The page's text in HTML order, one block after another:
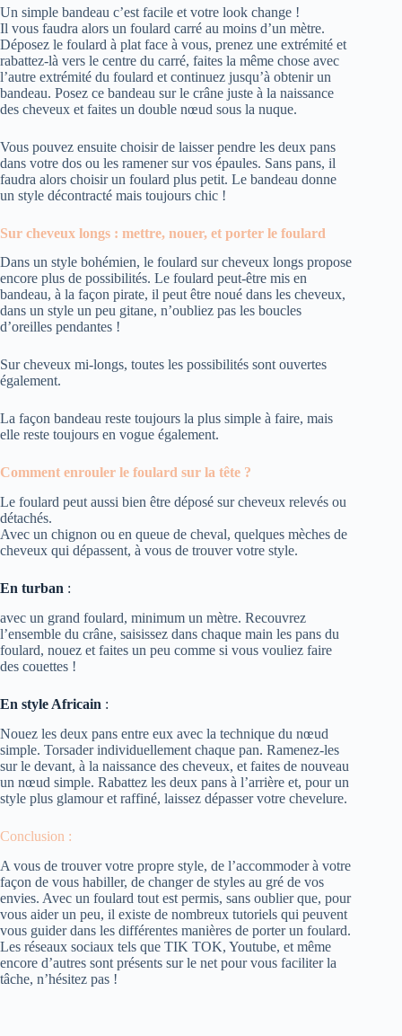
Un simple bandeau c’est facile et votre look change !
Il vous faudra alors un foulard carré au moins d’un mètre.
Déposez le foulard à plat face à vous, prenez une extrémité et
rabattez-là vers le centre du carré, faites la même chose avec
l’autre extrémité du foulard et continuez jusqu’à obtenir un
bandeau. Posez ce bandeau sur le crâne juste à la naissance
des cheveux et faites un double nœud sous la nuque.
Vous pouvez ensuite choisir de laisser pendre les deux pans
dans votre dos ou les ramener sur vos épaules. Sans pans, il
faudra alors choisir un foulard plus petit. Le bandeau donne
un style décontracté mais toujours chic !
Sur cheveux longs : mettre, nouer, et porter le foulard
Dans un style bohémien, le foulard sur cheveux longs propose
encore plus de possibilités. Le foulard peut-être mis en
bandeau, à la façon pirate, il peut être noué dans les cheveux,
dans un style un peu gitane, n’oubliez pas les boucles
d’oreilles pendantes !
Sur cheveux mi-longs, toutes les possibilités sont ouvertes
également.
La façon bandeau reste toujours la plus simple à faire, mais
elle reste toujours en vogue également.
Comment enrouler le foulard sur la tête ?
Le foulard peut aussi bien être déposé sur cheveux relevés ou
détachés.
Avec un chignon ou en queue de cheval, quelques mèches de
cheveux qui dépassent, à vous de trouver votre style.
En turban :
avec un grand foulard, minimum un mètre. Recouvrez
l’ensemble du crâne, saisissez dans chaque main les pans du
foulard, nouez et faites un peu comme si vous vouliez faire
des couettes !
En style Africain :
Nouez les deux pans entre eux avec la technique du nœud
simple. Torsader individuellement chaque pan. Ramenez-les
sur le devant, à la naissance des cheveux, et faites de nouveau
un nœud simple. Rabattez les deux pans à l’arrière et, pour un
style plus glamour et raffiné, laissez dépasser votre chevelure.
Conclusion :
A vous de trouver votre propre style, de l’accommoder à votre
façon de vous habiller, de changer de styles au gré de vos
envies. Avec un foulard tout est permis, sans oublier que, pour
vous aider un peu, il existe de nombreux tutoriels qui peuvent
vous guider dans les différentes manières de porter un foulard.
Les réseaux sociaux tels que TIK TOK, Youtube, et même
encore d’autres sont présents sur le net pour vous faciliter la
tâche, n’hésitez pas !